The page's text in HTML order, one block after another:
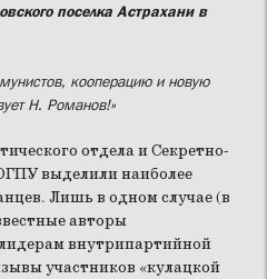
поселка Астрахани в
кооперацию и новую
Н. Романов!»
отдела и Секретно-
выделили наиболее
Лишь в одном случае (в
авторы
внутрипартийной
участников «кулацкой